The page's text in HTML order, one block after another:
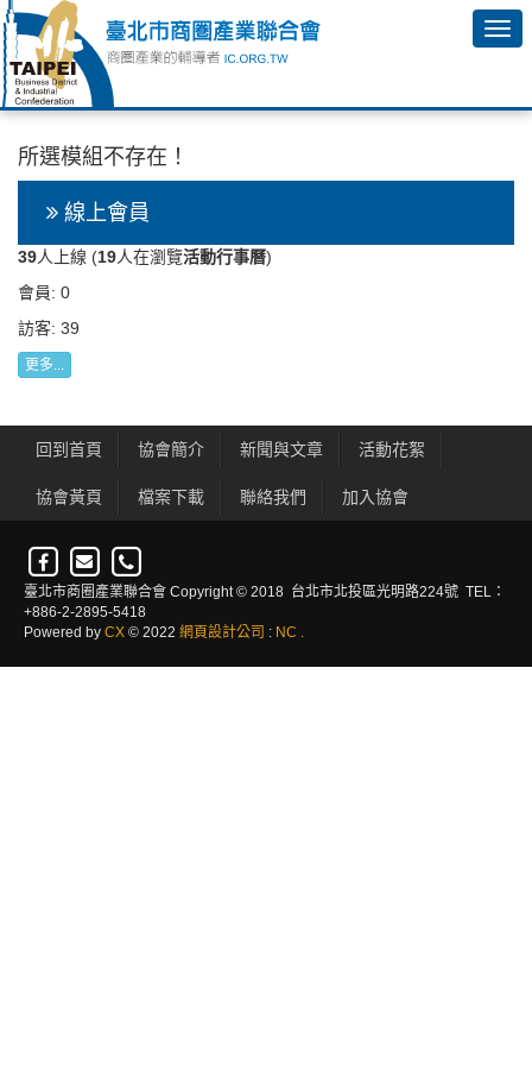
所選模組不存在！
線上會員
39人上線 (19人在瀏覽活動行事曆)
會員: 0
訪客: 39
更多...
回到首頁 協會簡介 新聞與文章 活動花絮
協會黃頁 檔案下載 聯絡我們 加入協會
臺北市商圈產業聯合會 Copyright © 2018 台北市北投區光明路224號 TEL：
+886-2-2895-5418
Powered by CX © 2022 網頁設計公司 : NC .